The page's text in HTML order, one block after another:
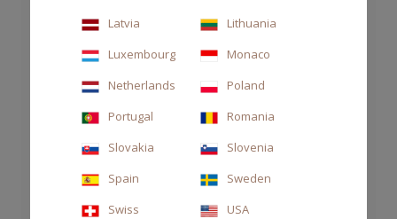
SAPONE MANI E CORPO 500 ML BIANCO
Latvia
Lithuania
Luxembourg
Monaco
Netherlands
Poland
Portugal
Romania
Slovakia
Slovenia
Spain
Sweden
Swiss
USA